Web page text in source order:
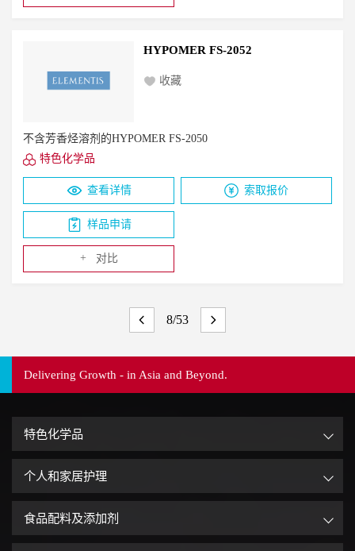
HYPOMER FS-2052
收藏
不含芳香烃溶剂的HYPOMER FS-2050
特色化学品
查看详情 索取报价
样品申请
+ 对比
8/53
Delivering Growth - in Asia and Beyond.
特色化学品
个人和家居护理
食品配料及添加剂